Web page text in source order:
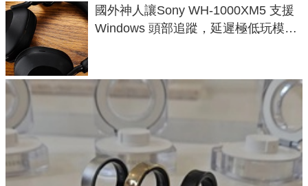
國外神人讓Sony WH-1000XM5 支援
Windows 頭部追蹤，延遲極低玩模擬